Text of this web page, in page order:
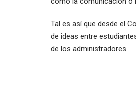
Tal es así que desde el
de ideas entre
de los administradores.